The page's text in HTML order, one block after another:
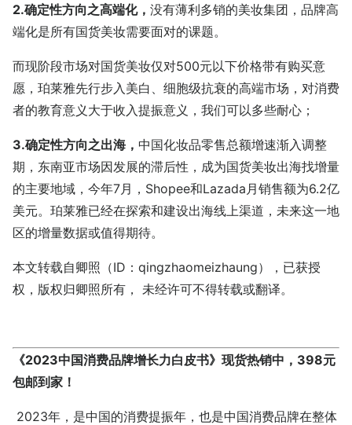
2.确定性方向之高端化， 没有薄利多销的美妆集团，品牌高
端化是所有国货美妆需要面对的课题。
而现阶段市场对国货美妆仅对500元以下价格带有购买意
愿，珀莱雅先行步入美白、细胞级抗衰的高端市场，对消费
者的教育意义大于收入提振意义，我们可以多些耐心；
3.确定性方向之出海， 中国化妆品零售总额增速渐入调整
期，东南亚市场因发展的滞后性，成为国货美妆出海找增量
的主要地域，今年7月，Shopee和Lazada月销售额为6.2亿
美元。珀莱雅已经在探索和建设出海线上渠道，未来这一地
区的增量数据或值得期待。
本文转载自卿照（ID：qingzhaomeizhaung），已获授
权，版权归卿照所有， 未经许可不得转载或翻译。
《2023中国消费品牌增长力白皮书》现货热销中，398元
包邮到家！
2023年，是中国的消费提振年，也是中国消费品牌在整体